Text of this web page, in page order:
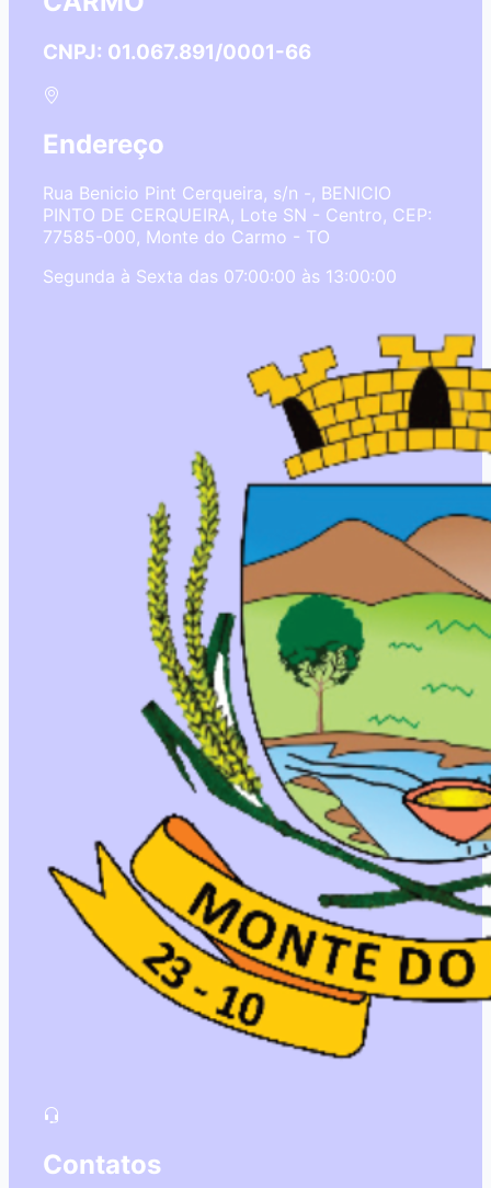
CNPJ: 01.067.891/0001-66
Endereço
Rua Benicio Pint Cerqueira, s/n -, BENICIO
PINTO DE CERQUEIRA, Lote SN - Centro, CEP:
77585-000, Monte do Carmo - TO
Segunda à Sexta das 07:00:00 às 13:00:00
Contatos